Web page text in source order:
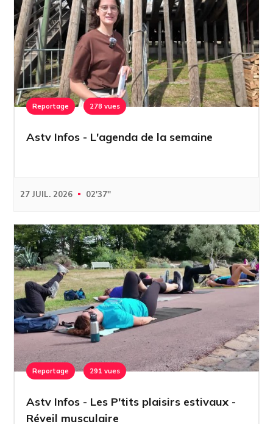
Reportage 278 vues
Astv Infos - L'agenda de la semaine
27 JUIL. 2026 02'37''
Reportage 291 vues
Astv Infos - Les P'tits plaisirs estivaux -
Réveil musculaire